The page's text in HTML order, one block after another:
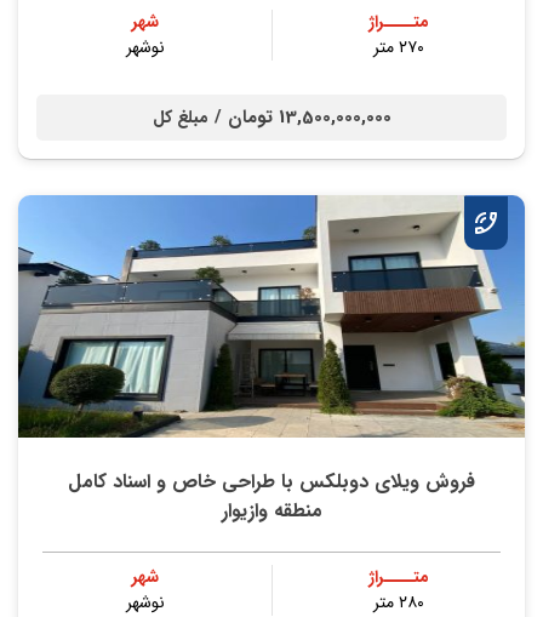
متــــراژ
۲۷۰ متر
شهر
نوشهر
13,500,000,000 تومان / مبلغ کل
فروش ویلای دوبلکس با طراحی خاص و اسناد کامل
منطقه وازیوار
متــــراژ
۲۸۰ متر
شهر
نوشهر